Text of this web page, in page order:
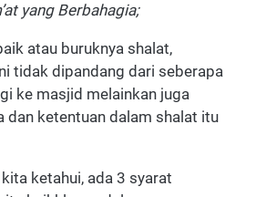
yang Berbahagia;
atau buruknya shalat,
tidak dipandang dari seberapa
ke masjid melainkan juga
dan ketentuan dalam shalat itu
ketahui, ada 3 syarat